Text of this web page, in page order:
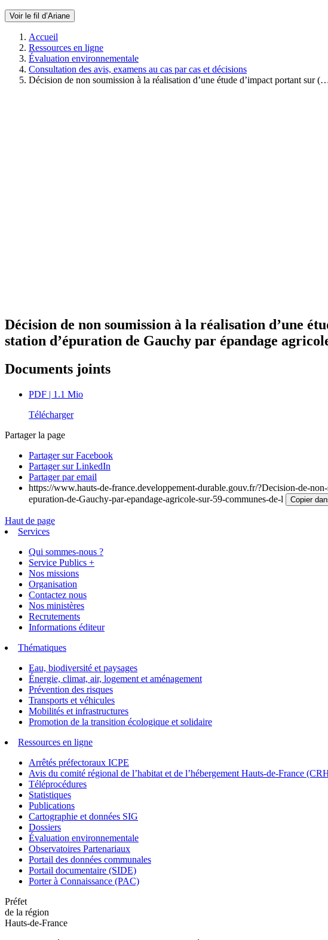
Voir le fil d’Ariane
Accueil
Ressources en ligne
Évaluation environnementale
Consultation des avis, examens au cas par cas et décisions
Décision de non soumission à la réalisation d’une étude d’impact portant sur
Décision de non soumission à la réalisation d’une
station d’épuration de Gauchy par épandage
Documents joints
PDF | 1.1 Mio
Télécharger
Partager la page
Partager sur Facebook
Partager sur LinkedIn
Partager par email
https://www.hauts-de-france.developpement-durable.gouv.fr/?Decision-de-
epuration-de-Gauchy-par-epandage-agricole-sur-59-communes-de-l
Copier
Haut de page
Services
Qui sommes-nous ?
Service Publics +
Nos missions
Organisation
Contactez nous
Nos ministères
Recrutements
Informations éditeur
Thématiques
Eau, biodiversité et paysages
Énergie, climat, air, logement et aménagement
Prévention des risques
Transports et véhicules
Mobilités et infrastructures
Promotion de la transition écologique et solidaire
Ressources en ligne
Arrêtés préfectoraux ICPE
Avis du comité régional de l’habitat et de l’hébergement Hauts-de-France
Téléprocédures
Statistiques
Publications
Cartographie et données SIG
Dossiers
Évaluation environnementale
Observatoires Partenariaux
Portail des données communales
Portail documentaire (SIDE)
Porter à Connaissance (PAC)
Préfet
de la région
Hauts-de-France